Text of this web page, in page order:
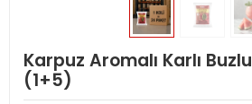
Karpuz Aromalı Karlı Buzlu
(1+5)